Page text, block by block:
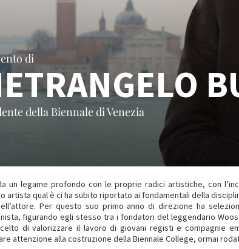
di
della Biennale di Venezia
un legame profondo con le proprie radici artistiche, con
artista qual è ci ha subito riportato ai fondamentali della
Per questo suo primo anno di direzione ha
figurando egli stesso tra i fondatori del leggendario
di valorizzare il lavoro di giovani registi e compagnie
attenzione alla costruzione della Biennale College, ormai